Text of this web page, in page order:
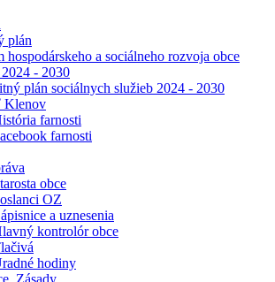
plán
hospodárskeho a sociálneho rozvoja obce
- 2030
plán sociálnych služieb 2024 - 2030
Klenov
farnosti
farnosti
obce
OZ
a uznesenia
kontrolór obce
hodiny
Zásady